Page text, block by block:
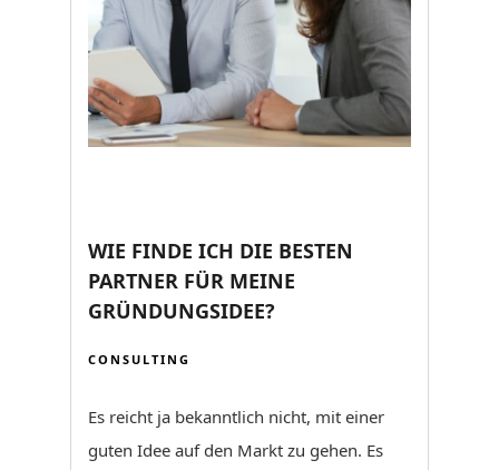
WIE FINDE ICH DIE BESTEN
PARTNER FÜR MEINE
GRÜNDUNGSIDEE?
CONSULTING
Es reicht ja bekanntlich nicht, mit einer
guten Idee auf den Markt zu gehen. Es